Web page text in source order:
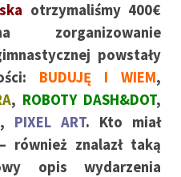
otrzymaliśmy 400€
zorganizowanie
powstały
BUDUJĘ I WIEM,
, ROBOTY DASH&DOT,
, PIXEL ART. Kto miał
również znalazł taką
opis wydarzenia